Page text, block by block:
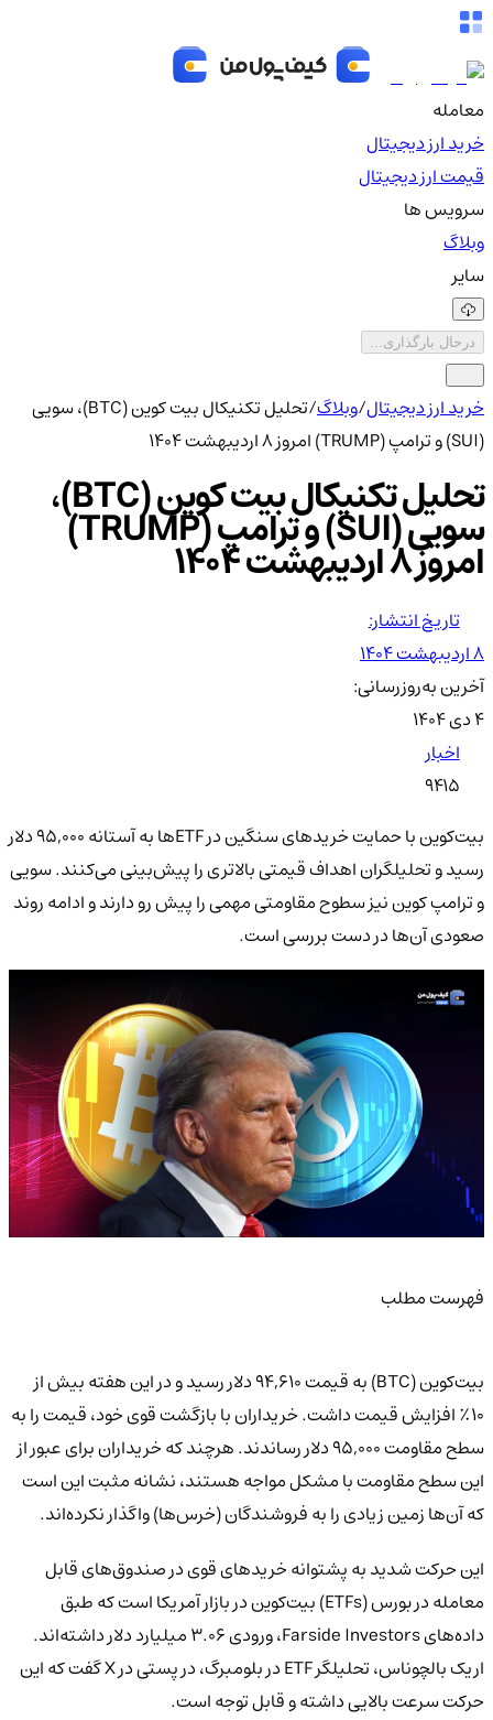
معامله
خرید ارز دیجیتال
قیمت ارز دیجیتال
سرویس ها
وبلاگ
سایر
درحال بارگذاری...
خرید ارز دیجیتال/وبلاگ/
تحلیل تکنیکال بیت کوین (BTC)، سویی
تحلیل تکنیکال بیت کوین (BTC)،
سویی (SUI) و ترامپ (TRUMP)
امروز ۸ اردیبهشت ۱۴۰۴
تاریخ انتشار:
۸ اردیبهشت ۱۴۰۴
آخرین به‌روزرسانی:
۴ دی ۱۴۰۴
اخبار
9415
بیت‌کوین با حمایت خریدهای سنگین در ETFها به آستانه ۹۵,۰۰۰ دلار
رسید و تحلیلگران اهداف قیمتی بالاتری را پیش‌بینی می‌کنند. سویی
و ترامپ کوین نیز سطوح مقاومتی مهمی را پیش رو دارند و ادامه روند
صعودی آن‌ها در دست بررسی است.
فهرست مطلب
بیت‌کوین (BTC) به قیمت ۹۴,۶۱۰ دلار رسید و در این هفته بیش از
۱۰٪ افزایش قیمت داشت. خریداران با بازگشت قوی خود، قیمت را به
سطح مقاومت ۹۵,۰۰۰ دلار رساندند. هرچند که خریداران برای عبور از
این سطح مقاومت با مشکل مواجه هستند، نشانه مثبت این است
که آن‌ها زمین زیادی را به فروشندگان (خرس‌ها) واگذار نکرده‌اند.
این حرکت شدید به پشتوانه خریدهای قوی در صندوق‌های قابل
معامله در بورس (ETFs) بیت‌کوین در بازار آمریکا است که طبق
داده‌های Farside Investors، ورودی ۳.۰۶ میلیارد دلار داشته‌اند.
اریک بالچوناس، تحلیلگر ETF در بلومبرگ، در پستی در X گفت که این
حرکت سرعت بالایی داشته و قابل توجه است.